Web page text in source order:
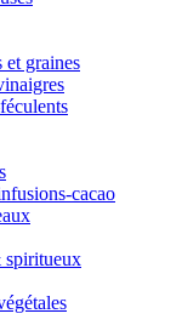
et graines
cacao